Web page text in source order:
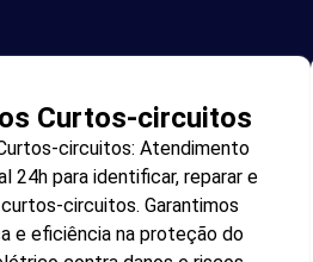
Curtos-circuitos
circuitos: Atendimento
24h para identificar, reparar e
circuitos. Garantimos
e eficiência na proteção do